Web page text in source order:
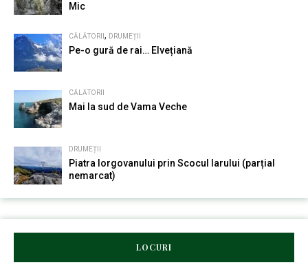
Mic
CĂLĂTORII , DRUMEȚII
Pe-o gură de rai… Elvețiană
CĂLĂTORII
Mai la sud de Vama Veche
DRUMEȚII
Piatra Iorgovanului prin Scocul Iarului (parțial
nemarcat)
LOCURI